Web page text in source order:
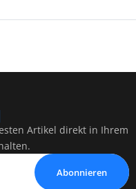
Artikel direkt in Ihrem
Abonnieren